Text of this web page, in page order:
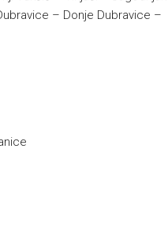
– Donje Dubravice –